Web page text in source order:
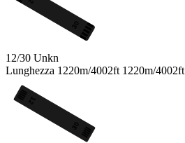
30
12/30 Unkn
Lunghezza 1220m/4002ft 1220m/4002ft
30
12